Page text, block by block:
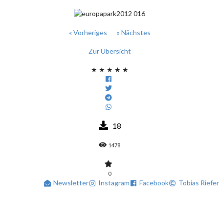
« Vorheriges » Nächstes
Zur Übersicht
★ ★ ★ ★ ★
18
1478
0
Newsletter Instagram Facebook Tobias Riefer